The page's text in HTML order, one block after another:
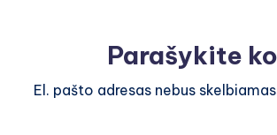
Parašykite
El. pašto adresas nebus